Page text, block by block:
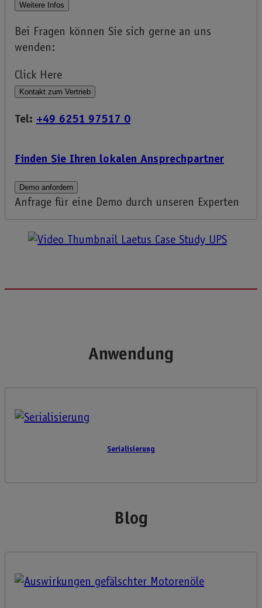
Weitere Infos
Bei Fragen können Sie sich gerne an uns
wenden:
Click Here
Kontakt zum Vertrieb
Tel: +49 6251 97517 0
Finden Sie Ihren lokalen Ansprechpartner
Demo anfordern
Anfrage für eine Demo durch unseren Experten
Anwendung
Serialisierung
Blog